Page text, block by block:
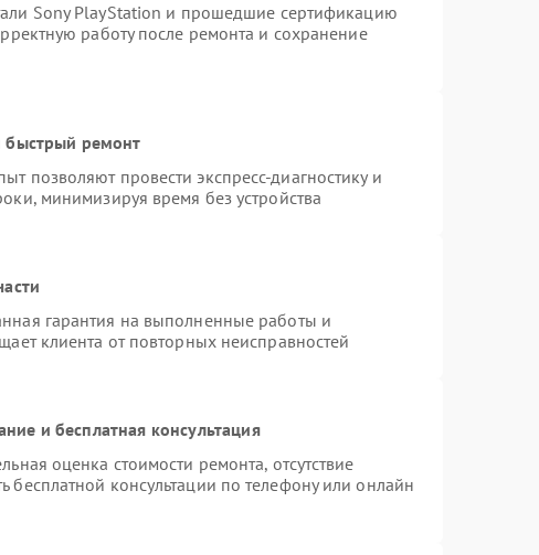
Sony PlayStation и прошедшие сертификацию
работу после ремонта и сохранение
быстрый ремонт
позволяют провести экспресс-диагностику и
минимизируя время без устройства
гарантия на выполненные работы и
клиента от повторных неисправностей
и бесплатная консультация
оценка стоимости ремонта, отсутствие
бесплатной консультации по телефону или онлайн